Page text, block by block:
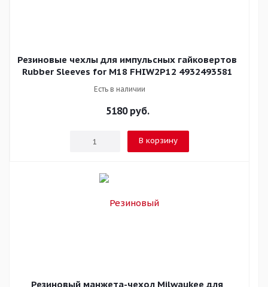
Резиновые чехлы для импульсных гайковертов
Rubber Sleeves for M18 FHIW2P12 4932493581
Есть в наличии
5180руб.
В корзину
Резиновый манжета-чехол Milwaukee для